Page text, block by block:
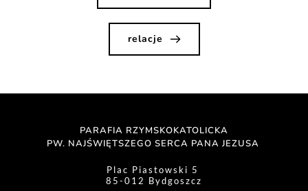
relacje
PARAFIA RZYMSKOKATOLICKA
PW. NAJŚWIĘTSZEGO SERCA PANA JEZUSA
Plac Piastowski 5
85-012 Bydgoszcz